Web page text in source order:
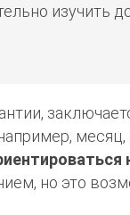
изучить
месяц,
но это